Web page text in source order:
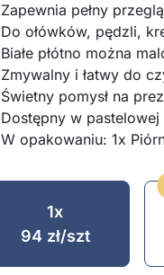
Zapewnia pełny
Do ołówków, pędzli,
Białe płótno można
Zmywalny i łatwy do
Świetny pomysł na
Dostępny w pastelowej
W opakowaniu: 1x
1x
94 zł/szt